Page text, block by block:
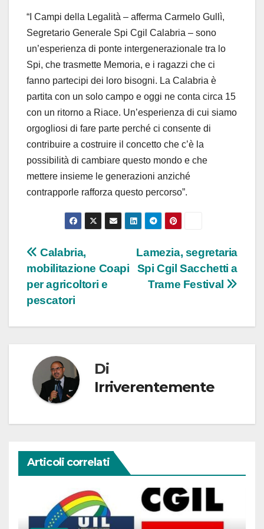
“I Campi della Legalità – afferma Carmelo Gullì,
Segretario Generale Spi Cgil Calabria – sono
un’esperienza di ponte intergenerazionale tra lo
Spi, che trasmette Memoria, e i ragazzi che ci
fanno partecipi dei loro bisogni. La Calabria è
partita con un solo campo e oggi ne conta circa 15
con un ritorno a Riace. Un’esperienza di cui siamo
orgogliosi di fare parte perché ci consente di
contribuire a costruire il concetto che c’è la
possibilità di cambiare questo mondo e che
mettere insieme le generazioni anziché
contrapporle rafforza questo percorso”.
Navigazione
articoli
Lamezia, segretaria
Spi Cgil Sacchetti a
Trame Festival
Calabria,
mobilitazione Coapi
per agricoltori e
pescatori
Di
Irriverentemente
Articoli correlati